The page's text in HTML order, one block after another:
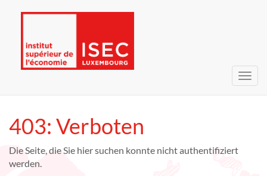
403: Verboten
Die Seite, die Sie hier suchen konnte nicht authentifiziert
werden.